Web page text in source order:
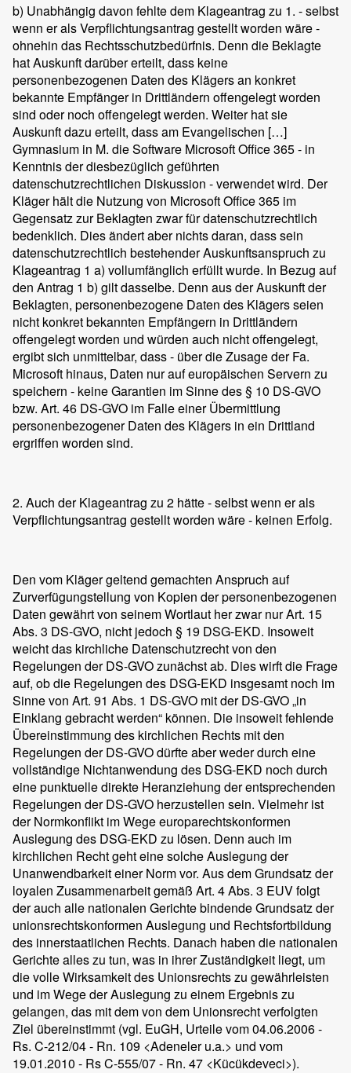
b) Unabhängig davon fehlte dem Klageantrag zu 1. - selbst
wenn er als Verpflichtungsantrag gestellt worden wäre -
ohnehin das Rechtsschutzbedürfnis. Denn die Beklagte
hat Auskunft darüber erteilt, dass keine
personenbezogenen Daten des Klägers an konkret
bekannte Empfänger in Drittländern offengelegt worden
sind oder noch offengelegt werden. Weiter hat sie
Auskunft dazu erteilt, dass am Evangelischen […]
Gymnasium in M. die Software Microsoft Office 365 - in
Kenntnis der diesbezüglich geführten
datenschutzrechtlichen Diskussion - verwendet wird. Der
Kläger hält die Nutzung von Microsoft Office 365 im
Gegensatz zur Beklagten zwar für datenschutzrechtlich
bedenklich. Dies ändert aber nichts daran, dass sein
datenschutzrechtlich bestehender Auskunftsanspruch zu
Klageantrag 1 a) vollumfänglich erfüllt wurde. In Bezug auf
den Antrag 1 b) gilt dasselbe. Denn aus der Auskunft der
Beklagten, personenbezogene Daten des Klägers seien
nicht konkret bekannten Empfängern in Drittländern
offengelegt worden und würden auch nicht offengelegt,
ergibt sich unmittelbar, dass - über die Zusage der Fa.
Microsoft hinaus, Daten nur auf europäischen Servern zu
speichern - keine Garantien im Sinne des § 10 DS-GVO
bzw. Art. 46 DS-GVO im Falle einer Übermittlung
personenbezogener Daten des Klägers in ein Drittland
ergriffen worden sind.
2. Auch der Klageantrag zu 2 hätte - selbst wenn er als
Verpflichtungsantrag gestellt worden wäre - keinen Erfolg.
Den vom Kläger geltend gemachten Anspruch auf
Zurverfügungstellung von Kopien der personenbezogenen
Daten gewährt von seinem Wortlaut her zwar nur Art. 15
Abs. 3 DS-GVO, nicht jedoch § 19 DSG-EKD. Insoweit
weicht das kirchliche Datenschutzrecht von den
Regelungen der DS-GVO zunächst ab. Dies wirft die Frage
auf, ob die Regelungen des DSG-EKD insgesamt noch im
Sinne von Art. 91 Abs. 1 DS-GVO mit der DS-GVO „in
Einklang gebracht werden“ können. Die insoweit fehlende
Übereinstimmung des kirchlichen Rechts mit den
Regelungen der DS-GVO dürfte aber weder durch eine
vollständige Nichtanwendung des DSG-EKD noch durch
eine punktuelle direkte Heranziehung der entsprechenden
Regelungen der DS-GVO herzustellen sein. Vielmehr ist
der Normkonflikt im Wege europarechtskonformen
Auslegung des DSG-EKD zu lösen. Denn auch im
kirchlichen Recht geht eine solche Auslegung der
Unanwendbarkeit einer Norm vor. Aus dem Grundsatz der
loyalen Zusammenarbeit gemäß Art. 4 Abs. 3 EUV folgt
der auch alle nationalen Gerichte bindende Grundsatz der
unionsrechtskonformen Auslegung und Rechtsfortbildung
des innerstaatlichen Rechts. Danach haben die nationalen
Gerichte alles zu tun, was in ihrer Zuständigkeit liegt, um
die volle Wirksamkeit des Unionsrechts zu gewährleisten
und im Wege der Auslegung zu einem Ergebnis zu
gelangen, das mit dem von dem Unionsrecht verfolgten
Ziel übereinstimmt (vgl. EuGH, Urteile vom 04.06.2006 -
Rs. C-212/04 - Rn. 109 <Adeneler u.a.> und vom
19.01.2010 - Rs C-555/07 - Rn. 47 <Kücükdeveci>).